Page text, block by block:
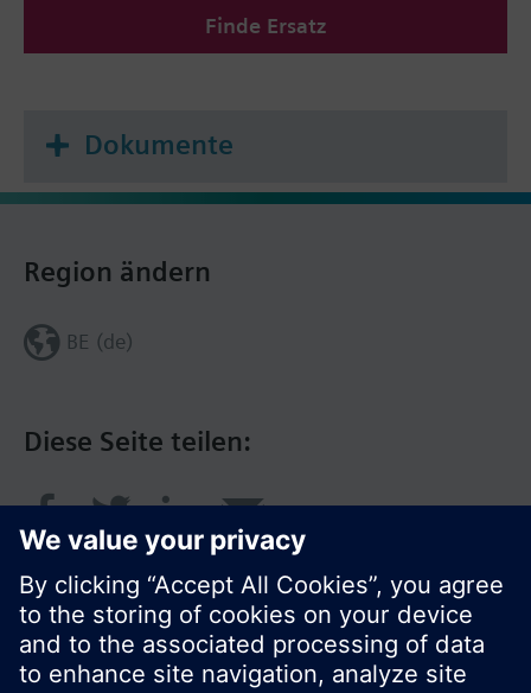
Finde Ersatz
Dokumente
Diese Seite teilen:
Region ändern
BE (de)